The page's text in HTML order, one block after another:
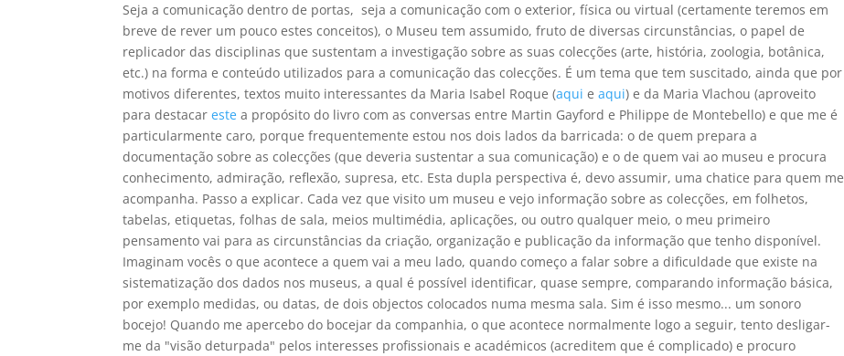
Seja a comunicação dentro de portas, seja a comunicação com o exterior, física ou virtual (certamente teremos em
breve de rever um pouco estes conceitos), o Museu tem assumido, fruto de diversas circunstâncias, o papel de
replicador das disciplinas que sustentam a investigação sobre as suas colecções (arte, história, zoologia, botânica,
etc.) na forma e conteúdo utilizados para a comunicação das colecções. É um tema que tem suscitado, ainda que por
motivos diferentes, textos muito interessantes da Maria Isabel Roque (aqui eaqui) e da Maria Vlachou (aproveito
para destacareste a propósito do livro com as conversas entre Martin Gayford e Philippe de Montebello) e que me é
particularmente caro, porque frequentemente estou nos dois lados da barricada: o de quem prepara a
documentação sobre as colecções (que deveria sustentar a sua comunicação) e o de quem vai ao museu e procura
conhecimento, admiração, reflexão, supresa, etc. Esta dupla perspectiva é, devo assumir, uma chatice para quem me
acompanha. Passo a explicar. Cada vez que visito um museu e vejo informação sobre as colecções, em folhetos,
tabelas, etiquetas, folhas de sala, meios multimédia, aplicações, ou outro qualquer meio, o meu primeiro
pensamento vai para as circunstâncias da criação, organização e publicação da informação que tenho disponível.
Imaginam vocês o que acontece a quem vai a meu lado, quando começo a falar sobre a dificuldade que existe na
sistematização dos dados nos museus, a qual é possível identificar, quase sempre, comparando informação básica,
por exemplo medidas, ou datas, de dois objectos colocados numa mesma sala. Sim é isso mesmo... um sonoro
bocejo! Quando me apercebo do bocejar da companhia, o que acontece normalmente logo a seguir, tento desligar-
me da "visão deturpada" pelos interesses profissionais e académicos (acreditem que é complicado) e procuro